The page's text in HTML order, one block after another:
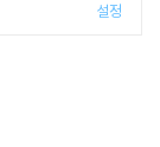
설정